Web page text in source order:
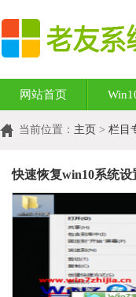
网站首页
当前位置： 主页 > 栏目
快速恢复win10系统